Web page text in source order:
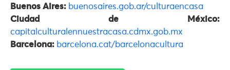
Buenos Aires: buenosaires.gob.ar/culturaencasa
Ciudad de México:
capitalculturalennuestracasa.cdmx.gob.mx
Barcelona: barcelona.cat/barcelonacultura